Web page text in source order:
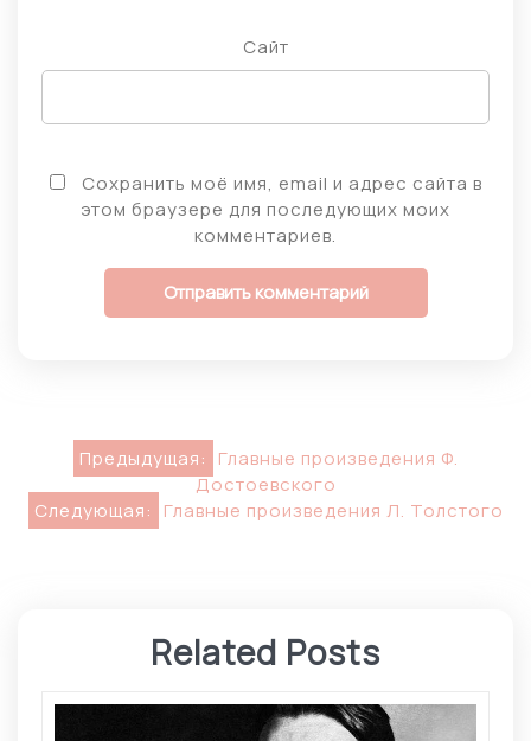
Сайт
Сохранить моё имя, email и адрес сайта в
этом браузере для последующих моих
комментариев.
Навигация
по
Предыдущая:
Главные произведения Ф.
Достоевского
Следующая:
Главные произведения Л. Толстого
Related Posts